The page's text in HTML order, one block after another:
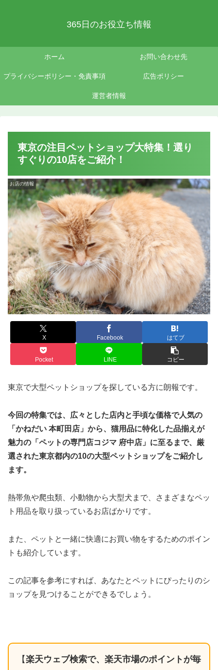
365日のお役立ち情報
ホーム お問い合わせ先
プライバシーポリシー・免責事項 広告ポリシー
運営者情報
東京の注目ペットショップ大特集！選り
すぐりの10店をご紹介！
お店の情報
X Facebook はてブ
Pocket LINE コピー
東京で大型ペットショップを探している方に朗報です。
今回の特集では、広々とした店内と手頃な価格で人気の
「かねだい 本町田店」から、猫用品に特化した品揃えが
魅力の「ペットの専門店コジマ 府中店」に至るまで、厳
選された東京都内の10の大型ペットショップをご紹介し
ます。
熱帯魚や爬虫類、小動物から大型犬まで、さまざまなペッ
ト用品を取り扱っているお店ばかりです。
また、ペットと一緒に快適にお買い物をするためのポイン
トも紹介しています。
この記事を参考にすれば、あなたとペットにぴったりのシ
ョップを見つけることができるでしょう。
【楽天ウェブ検索で、楽天市場のポイントが毎